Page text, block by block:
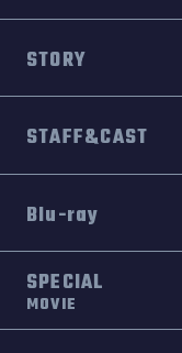
STORY
STAFF&CAST
Blu-ray
SPECIAL
MOVIE